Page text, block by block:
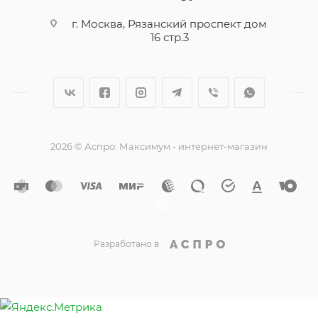
г. Москва, Рязанский проспект дом
16 стр.3
2026 © Аспро: Максимум - интернет-магазин
Разработано в